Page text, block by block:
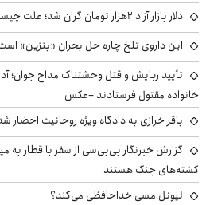
دلار بازار آزاد ۲هزار تومان گران شد؛ علت چیست؟ +نرخ امروز ۱۷ مرداد
این داروی تلخ چاره حل بحران «بنزین»
تأیید ربایش و قتل وحشتناک مداح جوان؛
خانواده مقتول فرستادند +عکس
باقر خرازی به دادگاه ویژه روحانیت احضار
گزارش خبرنگار بی‌بی‌سی از سفر با قطار به
کشته‌های جنگ هستند
لیونل مسی خداحافظی می‌کند؟